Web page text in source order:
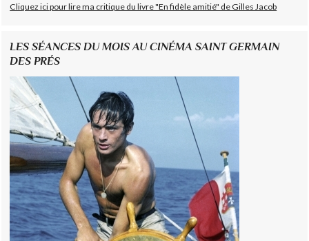
Cliquez ici pour lire ma critique du livre "En fidèle amitié" de Gilles Jacob
LES SÉANCES DU MOIS AU CINÉMA SAINT GERMAIN
DES PRÉS